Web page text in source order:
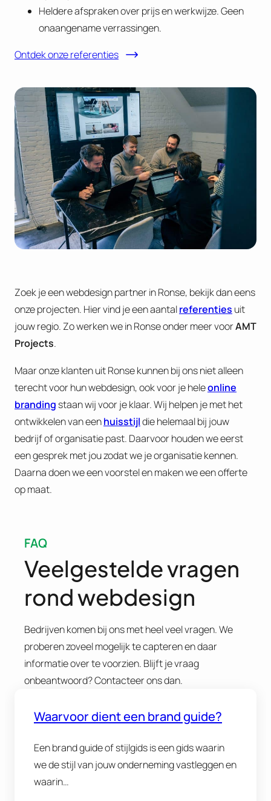
Heldere afspraken over prijs en werkwijze. Geen
onaangename verrassingen.
Ontdek onze referenties
Zoek je een webdesign partner in Ronse, bekijk dan eens
onze projecten. Hier vind je een aantalreferenties uit
jouw regio. Zo werken we in Ronse onder meer voorAMT
Projects.
Maar onze klanten uit Ronse kunnen bij ons niet alleen
terecht voor hun webdesign, ook voor je heleonline
branding staan wij voor je klaar. Wij helpen je met het
ontwikkelen van eenhuisstijldie helemaal bij jouw
bedrijf of organisatie past. Daarvoor houden we eerst
een gesprek met jou zodat we je organisatie kennen.
Daarna doen we een voorstel en maken we een offerte
op maat.
FAQ
Veelgestelde vragen
rond webdesign
Bedrijven komen bij ons met heel veel vragen. We
proberen zoveel mogelijk te capteren en daar
informatie over te voorzien. Blijft je vraag
onbeantwoord? Contacteer ons dan.
Waarvoor dient een brand guide?
Een brand guide of stijlgids is een gids waarin
we de stijl van jouw onderneming vastleggen en
waarin…